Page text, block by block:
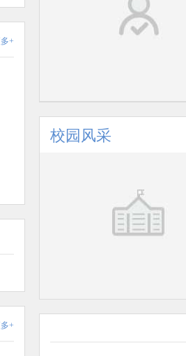
+
+
校园风采